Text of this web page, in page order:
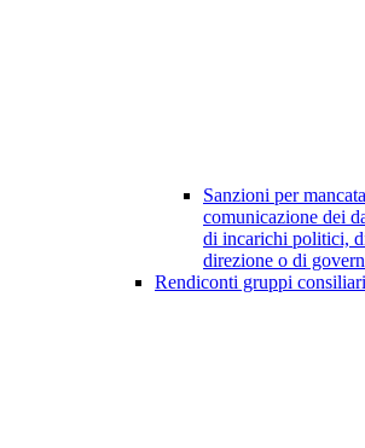
Sanzioni per
comunicazione dei
di incarichi politici,
direzione o di
Rendiconti gruppi